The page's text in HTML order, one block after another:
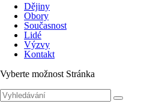
Dějiny
Obory
Současnost
Lidé
Výzvy
Kontakt
Vyberte možnost Stránka